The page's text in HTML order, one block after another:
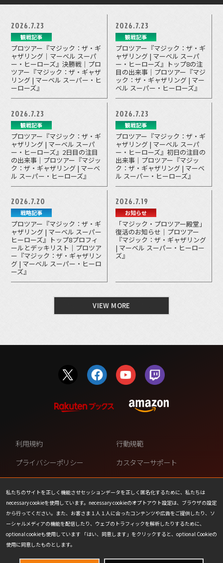
2026.7.23
観戦記事
プロツアー『マジック：ザ・ギ
ャザリング｜マーベル スーパ
ー・ヒーローズ』決勝戦｜プロ
ツアー『マジック：ザ・ギャザ
リング | マーベル スーパー・ヒ
ーローズ』
2026.7.23
観戦記事
プロツアー『マジック：ザ・ギ
ャザリング | マーベル スーパ
ー・ヒーローズ』トップ8の注
目の出来事｜プロツアー『マジ
ック：ザ・ギャザリング | マー
ベル スーパー・ヒーローズ』
2026.7.23
観戦記事
プロツアー『マジック：ザ・ギ
ャザリング | マーベル スーパ
ー・ヒーローズ』2日目の注目
の出来事｜プロツアー『マジッ
ク：ザ・ギャザリング | マーベ
ル スーパー・ヒーローズ』
2026.7.23
観戦記事
プロツアー『マジック：ザ・ギ
ャザリング | マーベル スーパ
ー・ヒーローズ』初日の注目の
出来事｜プロツアー『マジッ
ク：ザ・ギャザリング | マーベ
ル スーパー・ヒーローズ』
2026.7.20
戦略記事
プロツアー『マジック：ザ・ギ
ャザリング | マーベル スーパー
ヒーローズ』トップ8プロフィ
ールとデッキリスト｜プロツア
ー『マジック：ザ・ギャザリン
グ | マーベル スーパー・ヒーロ
ーズ』
2026.7.19
お知らせ
「マジック・プロツアー殿堂」
復活のお知らせ｜プロツアー
『マジック：ザ・ギャザリング
| マーベル スーパー・ヒーロー
ズ』
VIEW MORE
私たちのサイトを正しく機能させセッションデータを正しく匿名化するために、私たちは
necessary cookieを使用しています。necessary cookieのオプトアウト設定は、ブラウザの設定
から行ってください。また、お客さま１人１人に合ったコンテンツや広告をご提供したり、ソ
ーシャルメディアの機能を配信したり、ウェブのトラフィックを解析したりするために、
optional cookieも使用しています 「はい、同意します」をクリックすると、optional Cookieの
使用に同意したものとします。
利用規約
行動規範
プライバシーポリシー
カスタマーサポート
ファンコンテンツ・ポリシー
個人情報の販売や共有を許可し
ない
COOKIE
プレスリリース
会社情報
お問い合わせ